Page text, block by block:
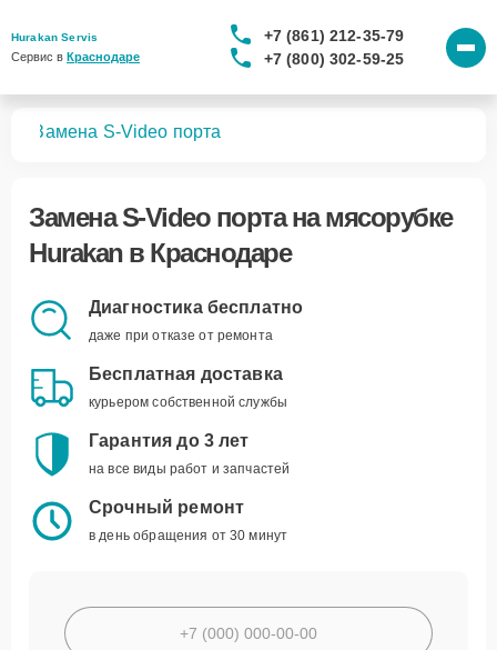
Hurakan Servis
Сервис в Краснодаре
+7 (861) 212-35-79
+7 (800) 302-59-25
Замена S-Video порта
Замена S-Video портана мясорубке
Hurakan в Краснодаре
Диагностика бесплатно
даже при отказе от ремонта
Бесплатная доставка
курьером собственной службы
Гарантия до 3 лет
на все виды работ и запчастей
Срочный ремонт
в день обращения от 30 минут